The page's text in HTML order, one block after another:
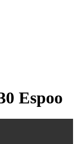
Espoo